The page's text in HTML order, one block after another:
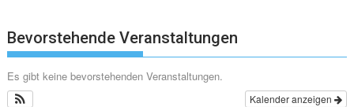
Bevorstehende Veranstaltungen
Es gibt keine bevorstehenden Veranstaltungen.
Kalender anzeigen